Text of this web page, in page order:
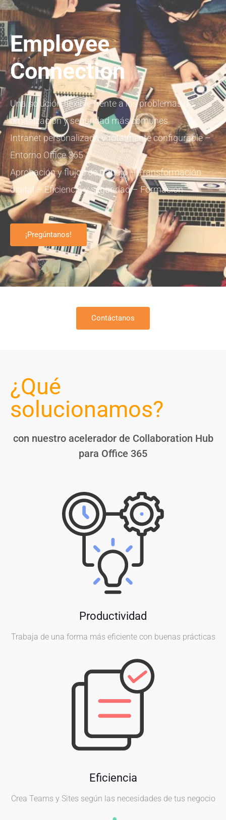
Employee
Connection
Una solución flexible frente a los problemas de
organización y seguridad más comunes
Intranet personalizada y totalmente configurable –
Entorno Office 365
Aprobación y flujos de trabajo – Transformación
digital – Eficiencia y seguridad – Formación
¡Pregúntanos!
Contáctanos
¿Qué
solucionamos?
con nuestro acelerador de Collaboration Hub
para Office 365
Productividad
Trabaja de una forma más eficiente con buenas prácticas
Eficiencia
Crea Teams y Sites según las necesidades de tus negocio